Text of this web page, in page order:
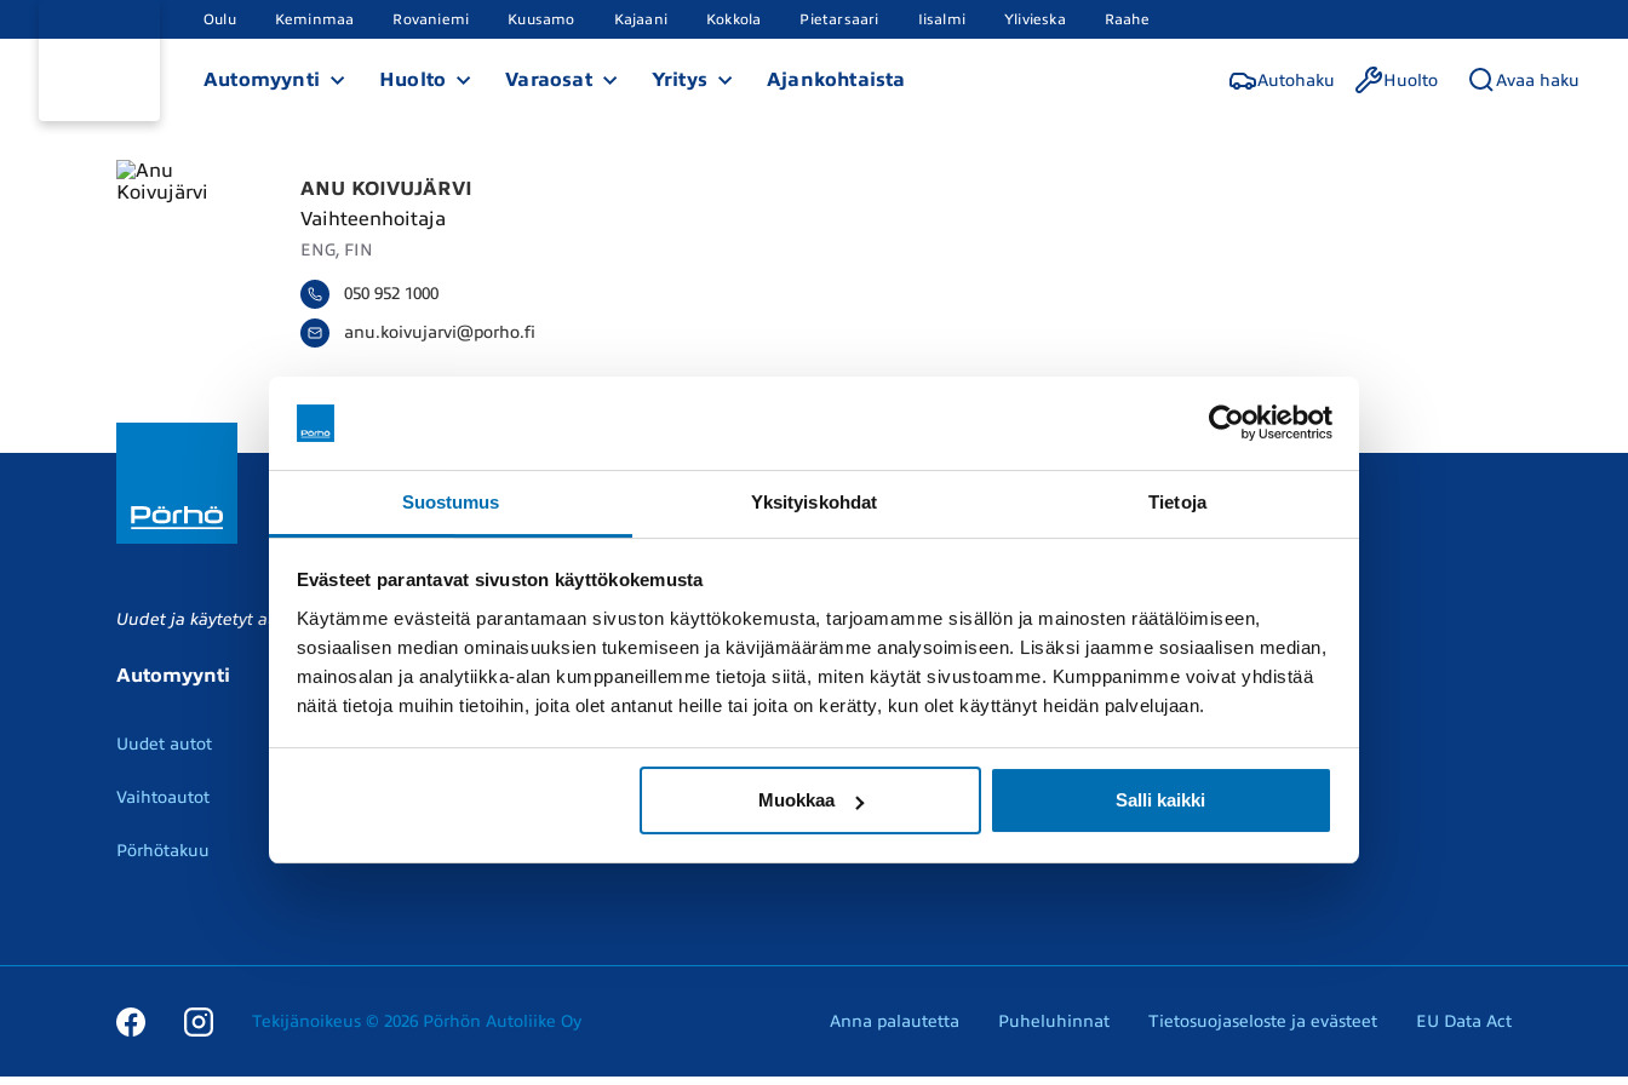
Suostumus Yksityiskohdat Tietoja
Evästeet parantavat sivuston käyttökokemusta
Käytämme evästeitä parantamaan sivuston käyttökokemusta, tarjoamamme sisällön ja mainosten räätälöimiseen,
sosiaalisen median ominaisuuksien tukemiseen ja kävijämäärämme analysoimiseen. Lisäksi jaamme sosiaalisen median,
mainosalan ja analytiikka-alan kumppaneillemme tietoja siitä, miten käytät sivustoamme. Kumppanimme voivat yhdistää
näitä tietoja muihin tietoihin, joita olet antanut heille tai joita on kerätty, kun olet käyttänyt heidän palvelujaan.
Muokkaa Salli kaikki
Oulu Keminmaa Rovaniemi Kuusamo Kajaani Kokkola Pietarsaari Iisalmi Ylivieska Raahe
Automyynti Huolto Varaosat Yritys Ajankohtaista Autohaku Huolto Avaa haku
ANU KOIVUJÄRVI
Vaihteenhoitaja
ENG, FIN
050 952 1000
a p
n i
v
u f
. r
k o
i
o a
u @
j .
rv h
i o
Uudet ja käytetyt autot, sekä huollot joka tarpeeseen.
Automyynti
Uudet autot
Vaihtoautot
Pörhötakuu
Huolto
Varaa huolto
Varaosat
Varaosakysely
Muut liikkeemme
RealAuto
Ota yhteyttä
Tekijänoikeus © 2026 Pörhön Autoliike Oy Anna palautetta Puheluhinnat Tietosuojaseloste ja evästeet EU Data Act